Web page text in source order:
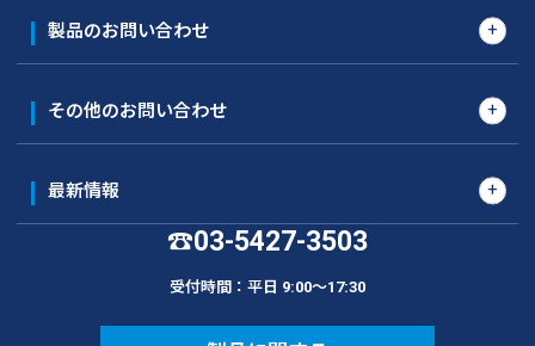
☎03-5427-3503
受付時間：平日 9:00〜17:30
製品のお問い合わせ
その他のお問い合わせ
最新情報